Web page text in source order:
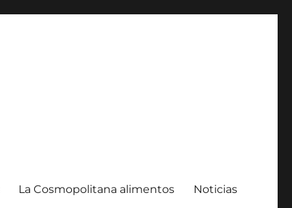
La Cosmopolitana alimentos Noticias